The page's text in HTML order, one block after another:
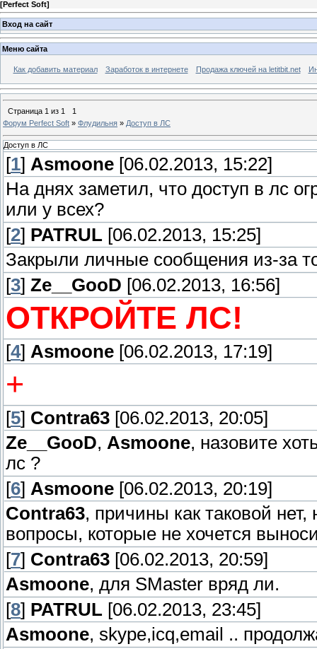
[Perfect Soft]
Вход на сайт
Меню сайта
Как добавить материал Заработок в интернете Продажа ключей на letitbit.net
Страница 1 из 1
1
Форум Perfect Soft » Флудильня » Доступ в ЛС
Доступ в ЛС
[1] Asmoone [06.02.2013, 15:22]
На днях заметил, что доступ в лс
или у всех?
[2] PATRUL [06.02.2013, 15:25]
Закрыли личные сообщения из-за
[3] Ze__GooD [06.02.2013, 16:56]
ОТКРОЙТЕ ЛС!
[4] Asmoone [06.02.2013, 17:19]
+
[5] Contra63 [06.02.2013, 20:05]
Ze__GooD, Asmoone, назовите
лс ?
[6] Asmoone [06.02.2013, 20:19]
Contra63, причины как таковой
вопросы, которые не хочется
[7] Contra63 [06.02.2013, 20:59]
Asmoone, для SMaster вряд ли.
[8] PATRUL [06.02.2013, 23:45]
Asmoone, skype,icq,email ..